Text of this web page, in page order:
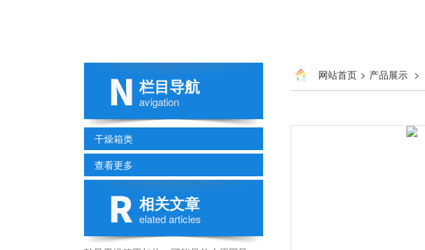
栏目导航
avigation
干燥箱类
查看更多
相关文章
elated articles
网站首页 > 产品展示 >